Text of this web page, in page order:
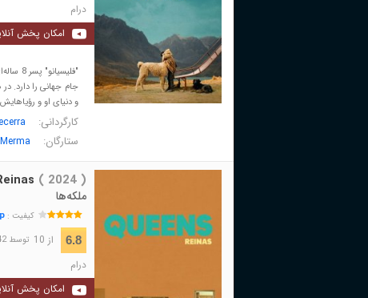
درام
امکان پخش
جام جهانی را دارد.
و دنیای او و
کارگردانی:
ستارگان:
( 2024 )
ملکه‌ها
کیفیت :
6.8 از 10 توسط 342 نفر در
درام
امکان پخش